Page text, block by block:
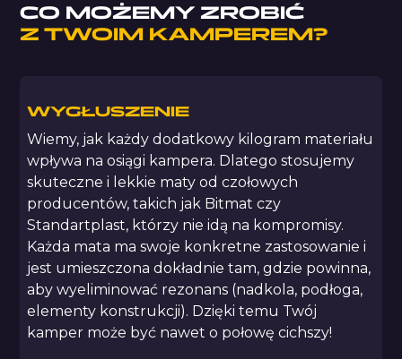
CO MOŻEMY ZROBIĆ
Z TWOIM KAMPEREM?
WYGŁUSZENIE
Wiemy, jak każdy dodatkowy kilogram materiału
wpływa na osiągi kampera. Dlatego stosujemy
skuteczne i lekkie maty od czołowych
producentów, takich jak Bitmat czy
Standartplast, którzy nie idą na kompromisy.
Każda mata ma swoje konkretne zastosowanie i
jest umieszczona dokładnie tam, gdzie powinna,
aby wyeliminować rezonans (nadkola, podłoga,
elementy konstrukcji). Dzięki temu Twój
kamper może być nawet o połowę cichszy!